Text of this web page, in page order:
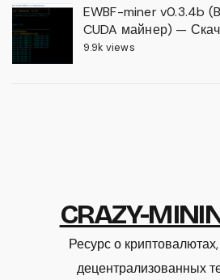
EWBF-miner v0.3.4b
CUDA майнер) —
9.9k views
CRAZY-
Ресурс о
децентрализованных